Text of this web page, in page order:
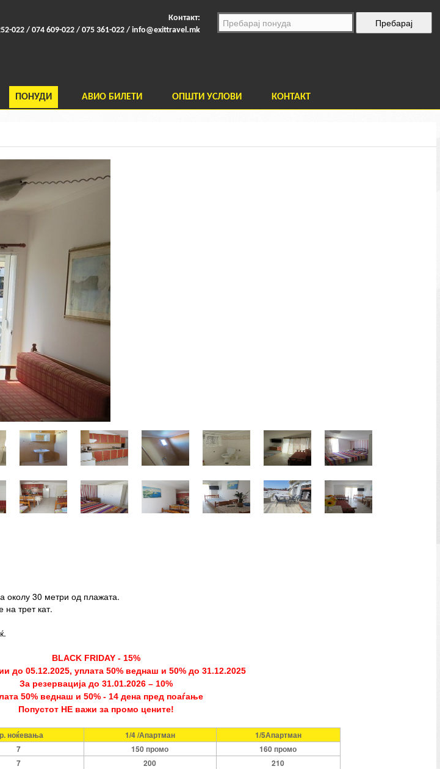
Контакт:
022 / 074 609-022 / 075 361-022 / info@exittravel.mk
ПОНУДИ АВИО БИЛЕТИ ОПШТИ УСЛОВИ КОНТАКТ
околу 30 метри од плажата.
на трет кат.
BLACK FRIDAY - 15%
до05.12.2025, уплата 50% веднаш и 50% до31.12.2025
За резервација до 31.01.2026 – 10%
50% веднаш и 50% - 14 дена пред поаѓање
Попустот НЕ важи за промо цeните!
ноќевања 1/4 /Апартман
1/5Апартман
7 150 промо
160 промо
7 200
210